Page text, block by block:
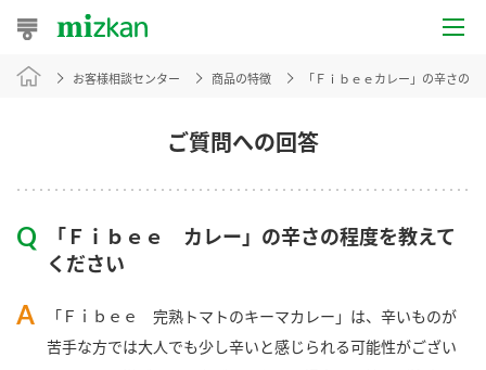
おうちレシピ
レシピ特集
レシピカテゴリ一覧
ご質問への回答
お客様相談センター 商品の特徴 「Ｆｉｂｅｅカレー」の辛さの
「Ｆｉｂｅｅ カレー」の辛さの程度を教えて
ください
「Ｆｉｂｅｅ 完熟トマトのキーマカレー」は、辛いものが
苦手な方では大人でも少し辛いと感じられる可能性がござい